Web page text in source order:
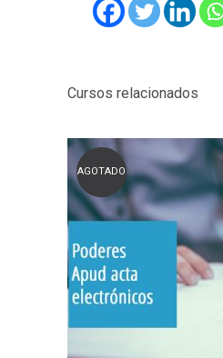
Cursos relacionados
AGOTADO